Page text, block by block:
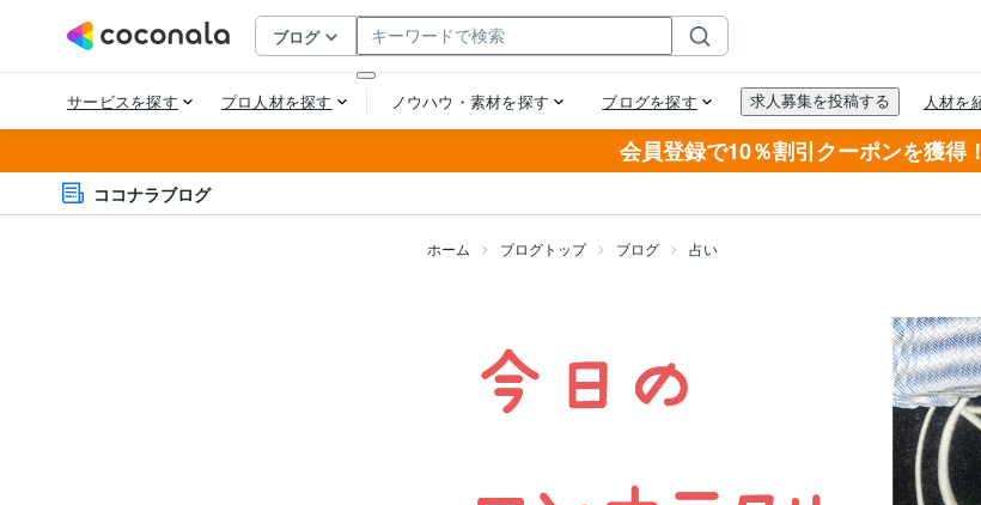
会員登録で10％割引クーポンを獲得！
ココナラブログ
ホーム ブログトップ ブログ 占い